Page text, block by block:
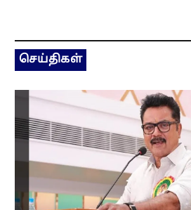
செய்திகள்